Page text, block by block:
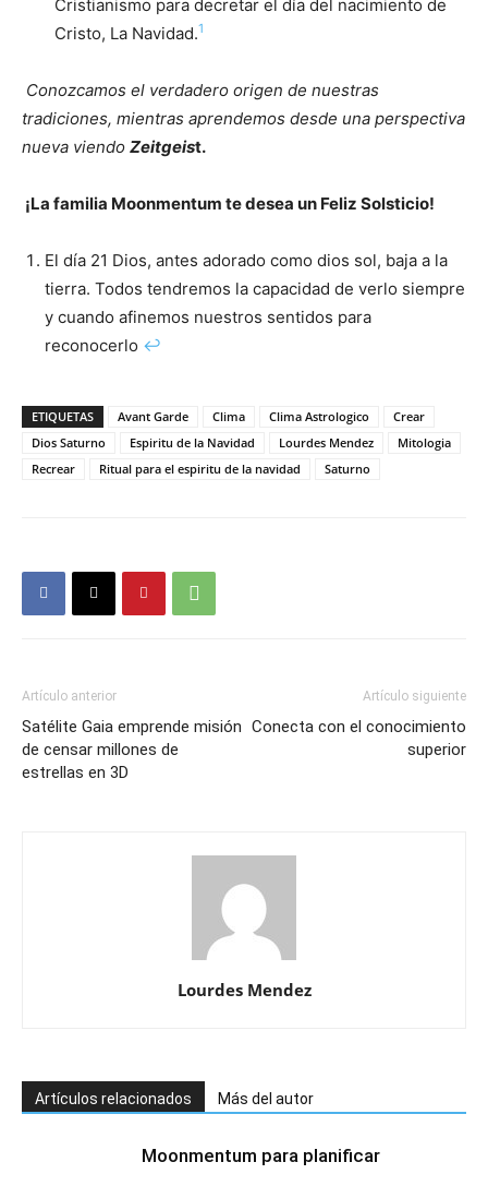
Cristianismo para decretar el día del nacimiento de
Cristo, La Navidad.1
Conozcamos el verdadero origen de nuestras
tradiciones, mientras aprendemos desde una perspectiva
nueva viendo Zeitgeist.
¡La familia Moonmentum te desea un Feliz Solsticio!
El día 21 Dios, antes adorado como dios sol, baja a la
tierra. Todos tendremos la capacidad de verlo siempre
y cuando afinemos nuestros sentidos para
reconocerlo ↩
ETIQUETAS Avant Garde Clima Clima Astrologico
Crear
Dios Saturno
Espiritu de la Navidad Lourdes Mendez
Mitologia
Recrear
Ritual para el espiritu de la navidad Saturno
Artículo anterior
Satélite Gaia emprende misión
de censar millones de
estrellas en 3D
Artículo siguiente
Conecta con el conocimiento
superior
Lourdes Mendez
Artículos relacionados Más del autor
Moonmentum para planificar